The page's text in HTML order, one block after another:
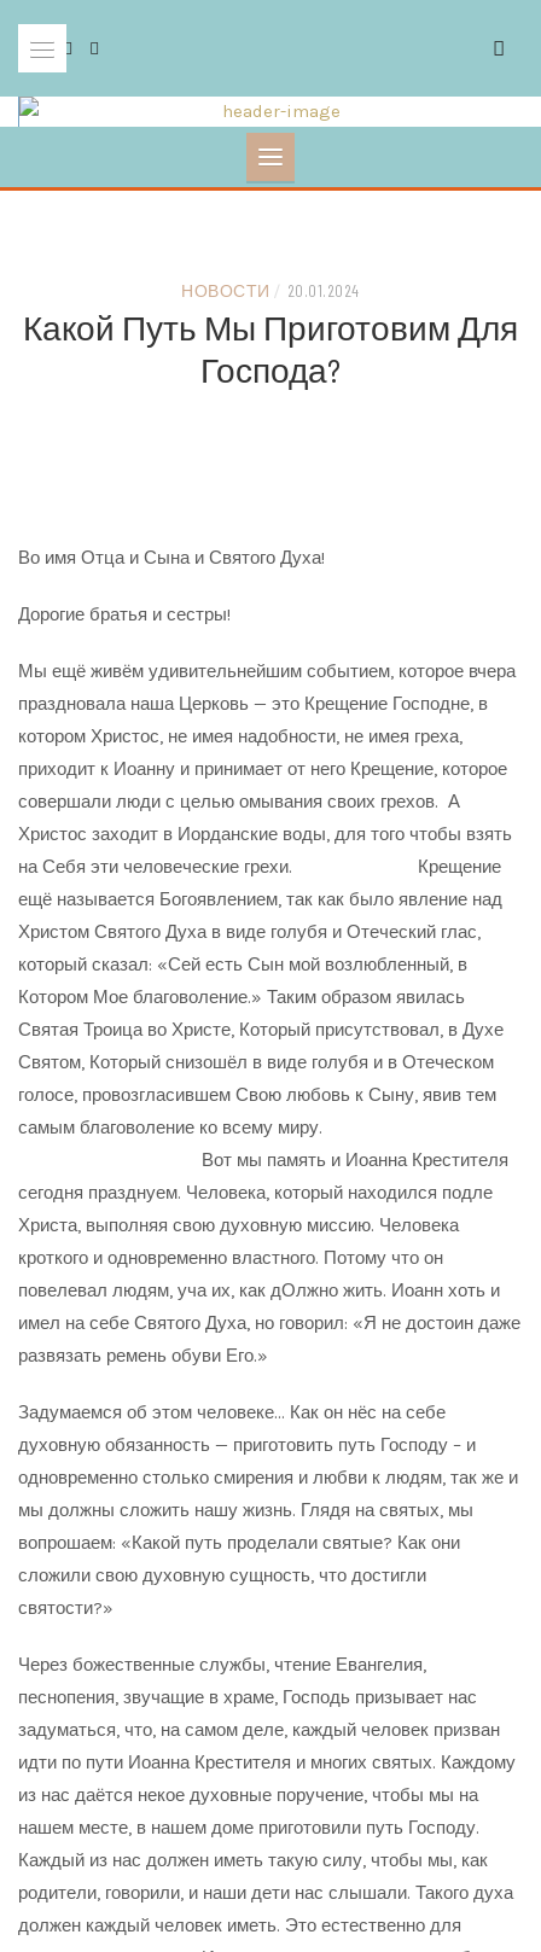
content
НОВОСТИ / 20.01.2024
Какой Путь Мы Приготовим Для
Господа?
Во имя Отца и Сына и Святого Духа!
Дорогие братья и сестры!
Мы ещё живём удивительнейшим событием, которое вчера
праздновала наша Церковь — это Крещение Господне, в
котором Христос, не имея надобности, не имея греха,
приходит к Иоанну и принимает от него Крещение, которое
совершали люди с целью омывания своих грехов. А
Христос заходит в Иорданские воды, для того чтобы взять
на Себя эти человеческие грехи. Крещение
ещё называется Богоявлением, так как было явление над
Христом Святого Духа в виде голубя и Отеческий глас,
который сказал: «Сей есть Сын мой возлюбленный, в
Котором Мое благоволение.» Таким образом явилась
Святая Троица во Христе, Который присутствовал, в Духе
Святом, Который снизошёл в виде голубя и в Отеческом
голосе, провозгласившем Свою любовь к Сыну, явив тем
самым благоволение ко всему миру.
Вот мы память и Иоанна Крестителя
сегодня празднуем. Человека, который находился подле
Христа, выполняя свою духовную миссию. Человека
кроткого и одновременно властного. Потому что он
повелевал людям, уча их, как дОлжно жить. Иоанн хоть и
имел на себе Святого Духа, но говорил: «Я не достоин даже
развязать ремень обуви Его.»
Задумаемся об этом человеке… Как он нёс на себе
духовную обязанность — приготовить путь Господу – и
одновременно столько смирения и любви к людям, так же и
мы должны сложить нашу жизнь. Глядя на святых, мы
вопрошаем: «Какой путь проделали святые? Как они
сложили свою духовную сущность, что достигли
святости?»
Через божественные службы, чтение Евангелия,
песнопения, звучащие в храме, Господь призывает нас
задуматься, что, на самом деле, каждый человек призван
идти по пути Иоанна Крестителя и многих святых. Каждому
из нас даётся некое духовные поручение, чтобы мы на
нашем месте, в нашем доме приготовили путь Господу.
Каждый из нас должен иметь такую силу, чтобы мы, как
родители, говорили, и наши дети нас слышали. Такого духа
должен каждый человек иметь. Это естественно для